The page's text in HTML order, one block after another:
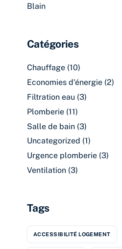
Blain
Catégories
Chauffage (10)
Economies d'énergie (2)
Filtration eau (3)
Plomberie (11)
Salle de bain (3)
Uncategorized (1)
Urgence plomberie (3)
Ventilation (3)
Tags
ACCESSIBILITÉ LOGEMENT